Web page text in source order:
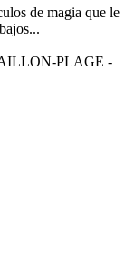
de magia que le
PLAGE -